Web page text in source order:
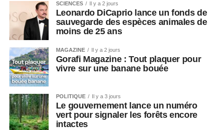
SCIENCES Il y a 2 jours
Leonardo DiCaprio lance un fonds de
sauvegarde des espèces animales de
moins de 25 ans
MAGAZINE Il y a 2 jours
Gorafi Magazine : Tout plaquer pour
vivre sur une banane bouée
POLITIQUE Il y a 3 jours
Le gouvernement lance un numéro
vert pour signaler les forêts encore
intactes